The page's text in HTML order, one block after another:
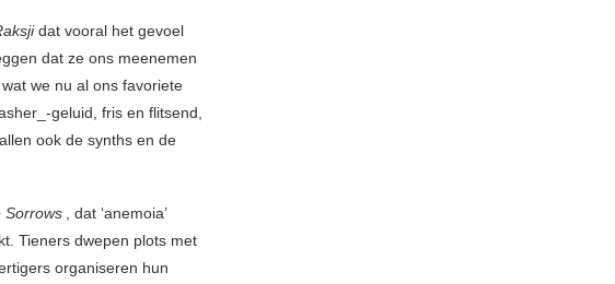
dat vooral het gevoel
dat ze ons meenemen
we nu al ons favoriete
geluid, fris en flitsend,
ook de synths en de
Sorrows , dat ‘anemoia’
Tieners dwepen plots met
organiseren hun